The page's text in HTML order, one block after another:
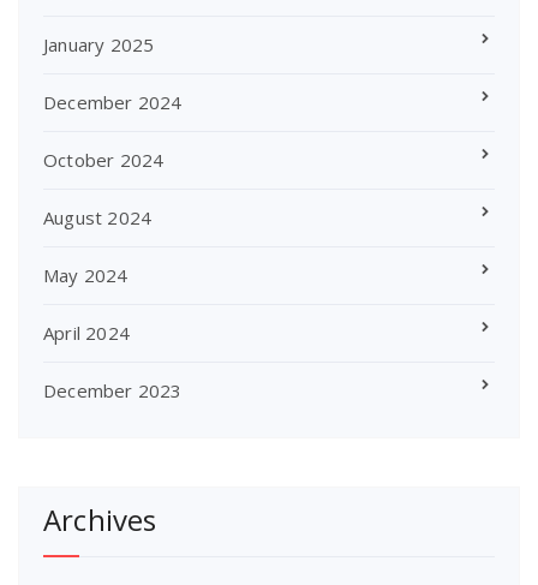
January 2025
December 2024
October 2024
August 2024
May 2024
April 2024
December 2023
Archives